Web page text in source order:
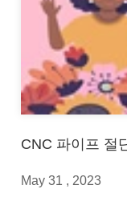
CNC 파이프 절
May 31 , 2023